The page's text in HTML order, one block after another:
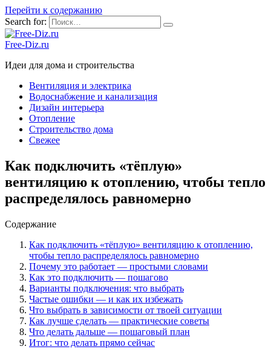
Перейти к содержанию
Search for:
Free-Diz.ru
Идеи для дома и строительства
Вентиляция и электрика
Водоснабжение и канализация
Дизайн интерьера
Отопление
Строительство дома
Свежее
Как подключить «тёплую»
вентиляцию к отоплению, чтобы тепло
распределялось равномерно
Содержание
Как подключить «тёплую» вентиляцию к отоплению,
чтобы тепло распределялось равномерно
Почему это работает — простыми словами
Как это подключить — пошагово
Варианты подключения: что выбрать
Частые ошибки — и как их избежать
Что выбрать в зависимости от твоей ситуации
Как лучше сделать — практические советы
Что делать дальше — пошаговый план
Итог: что делать прямо сейчас